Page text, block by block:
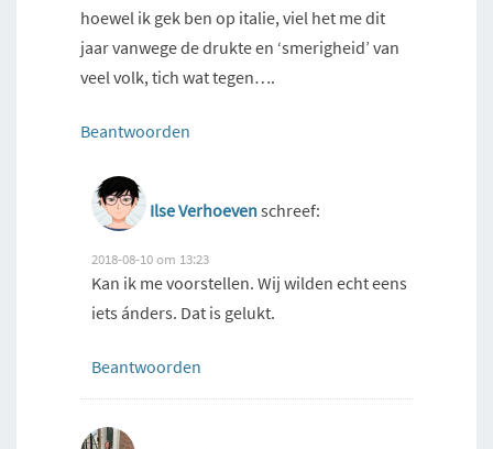
hoewel ik gek ben op italie, viel het me dit
jaar vanwege de drukte en ‘smerigheid’ van
veel volk, tich wat tegen….
Beantwoorden
Ilse Verhoevenschreef:
2018-08-10 om 13:23
Kan ik me voorstellen. Wij wilden echt eens
iets ánders. Dat is gelukt.
Beantwoorden